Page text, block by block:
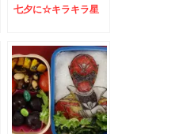
七夕に☆キラキラ星